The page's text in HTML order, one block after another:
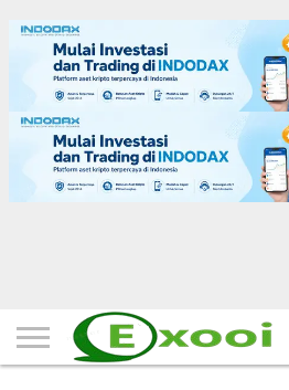
HOME
FILTER
BERITA
BIODATA
CERITA
CERPEN
EKSKLUSIF
FOTO
VIDEO
TIPS
MORE